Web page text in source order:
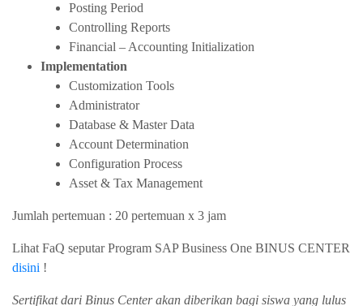
Posting Period
Controlling Reports
Financial – Accounting Initialization
Implementation
Customization Tools
Administrator
Database & Master Data
Account Determination
Configuration Process
Asset & Tax Management
Jumlah pertemuan : 20 pertemuan x 3 jam
Lihat FaQ seputar Program SAP Business One BINUS CENTER
disini !
Sertifikat dari Binus Center akan diberikan bagi siswa yang lulus